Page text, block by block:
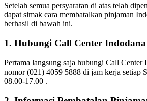
Setelah semua persyaratan di atas telah
dapat simak cara membatalkan pinjaman
berhasil di bawah ini.
1. Hubungi Call Center Indodana
Pertama langsung saja hubungi Call Center
nomor (021) 4059 5888 di jam kerja setiap
08.00-17.00 .